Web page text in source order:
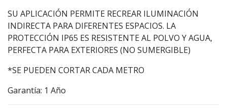
SU APLICACIÓN PERMITE RECREAR ILUMINACIÓN
INDIRECTA PARA DIFERENTES ESPACIOS. LA
PROTECCIÓN IP65 ES RESISTENTE AL POLVO Y AGUA,
PERFECTA PARA EXTERIORES (NO SUMERGIBLE)
*SE PUEDEN CORTAR CADA METRO
Garantía: 1 Año